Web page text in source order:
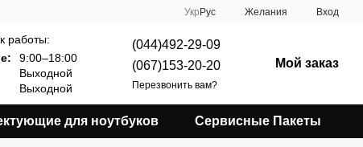
Укр Рус Желания Вход
работы:
9:00–18:00
Выходной
Выходной
(044)492-29-09
(067)153-20-20
Перезвонить вам?
Мой заказ
для ноутбуков Сервисные Пакеты